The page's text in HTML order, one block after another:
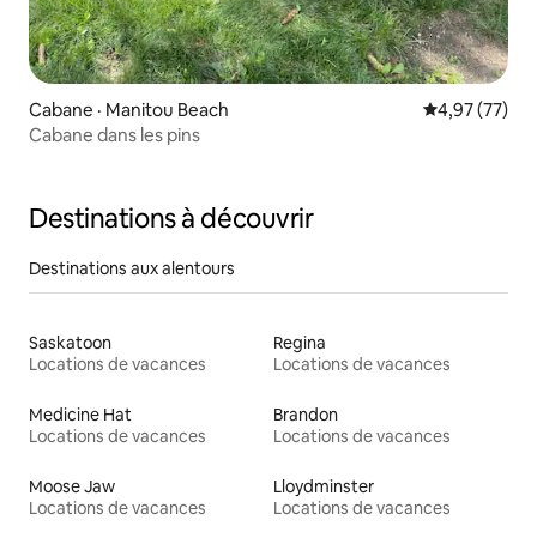
Cabane · Manitou Beach Note
4,97 (77)
Cabane dans les pins
Destinations à découvrir
Destinations aux alentours
Saskatoon
Locations de vacances
Regina
Locations de vacances
Medicine Hat
Locations de vacances
Brandon
Locations de vacances
Moose Jaw
Locations de vacances
Lloydminster
Locations de vacances